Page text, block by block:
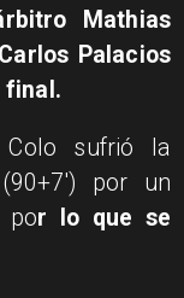
Mathias
Palacios
final.
sufrió la
por un
por lo que se